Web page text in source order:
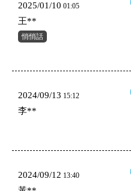
2025/01/10 01:05
王**
悄悄話
2024/09/13 15:12
李**
2024/09/12 13:40